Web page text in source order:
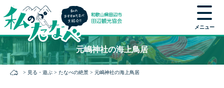
本
文
に
メニュー
元嶋神社の海上鳥居
> 見る・遊ぶ > たなべの絶景 > 元嶋神社の海上鳥居